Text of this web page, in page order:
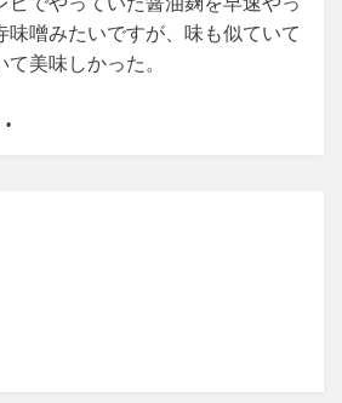
味噌みたいですが、味も似ていて
美味しかった。